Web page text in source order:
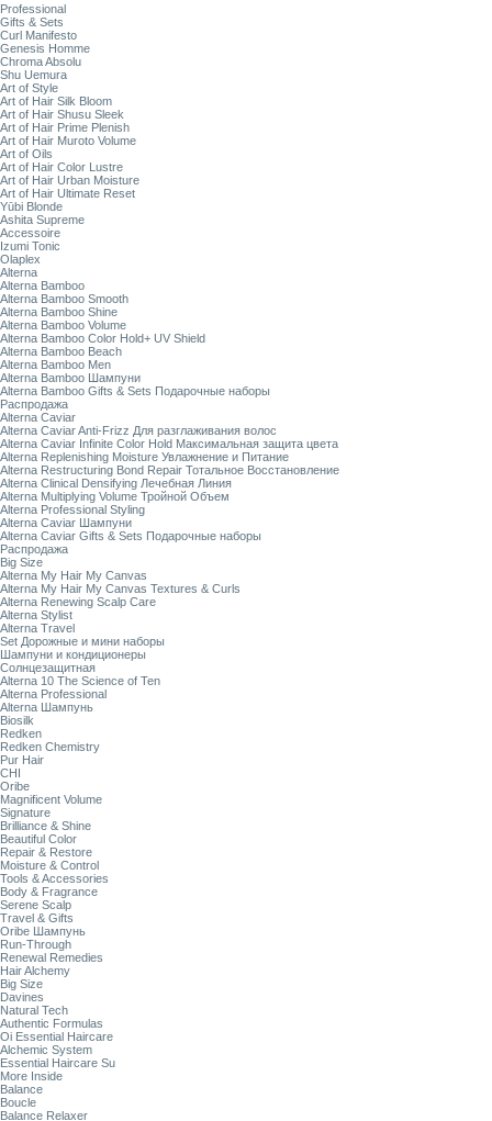
Professional
Gifts & Sets
Curl Manifesto
Genesis Homme
Chroma Absolu
Shu Uemura
Art of Style
Art of Hair Silk Bloom
Art of Hair Shusu Sleek
Art of Hair Prime Plenish
Art of Hair Muroto Volume
Art of Oils
Art of Hair Color Lustre
Art of Hair Urban Moisture
Art of Hair Ultimate Reset
Yūbi Blonde
Ashita Supreme
Accessoire
Izumi Tonic
Olaplex
Alterna
Alterna Bamboo
Alterna Bamboo Smooth
Alterna Bamboo Shine
Alterna Bamboo Volume
Alterna Bamboo Color Hold+ UV Shield
Alterna Bamboo Beach
Alterna Bamboo Men
Alterna Bamboo Шампуни
Alterna Bamboo Gifts & Sets Подарочные наборы
Распродажа
Alterna Caviar
Alterna Caviar Anti-Frizz Для разглаживания волос
Alterna Caviar Infinite Color Hold Максимальная защита цвета
Alterna Replenishing Moisture Увлажнение и Питание
Alterna Restructuring Bond Repair Тотальное Восстановление
Alterna Clinical Densifying Лечебная Линия
Alterna Multiplying Volume Тройной Объем
Alterna Professional Styling
Alterna Caviar Шампуни
Alterna Caviar Gifts & Sets Подарочные наборы
Распродажа
Big Size
Alterna My Hair My Canvas
Alterna My Hair My Canvas Textures & Curls
Alterna Renewing Scalp Care
Alterna Stylist
Alterna Travel
Set Дорожные и мини наборы
Шампуни и кондиционеры
Солнцезащитная
Alterna 10 The Science of Ten
Alterna Professional
Alterna Шампунь
Biosilk
Redken
Redken Chemistry
Pur Hair
CHI
Oribe
Magnificent Volume
Signature
Brilliance & Shine
Beautiful Color
Repair & Restore
Moisture & Control
Tools & Accessories
Body & Fragrance
Serene Scalp
Travel & Gifts
Oribe Шампунь
Run-Through
Renewal Remedies
Hair Alchemy
Big Size
Davines
Natural Tech
Authentic Formulas
Oi Essential Haircare
Alchemic System
Essential Haircare Su
More Inside
Balance
Boucle
Balance Relaxer